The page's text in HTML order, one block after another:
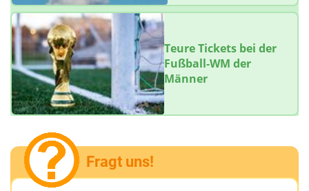
Teure Tickets bei der
Fußball-WM der
Männer
Fragt uns!